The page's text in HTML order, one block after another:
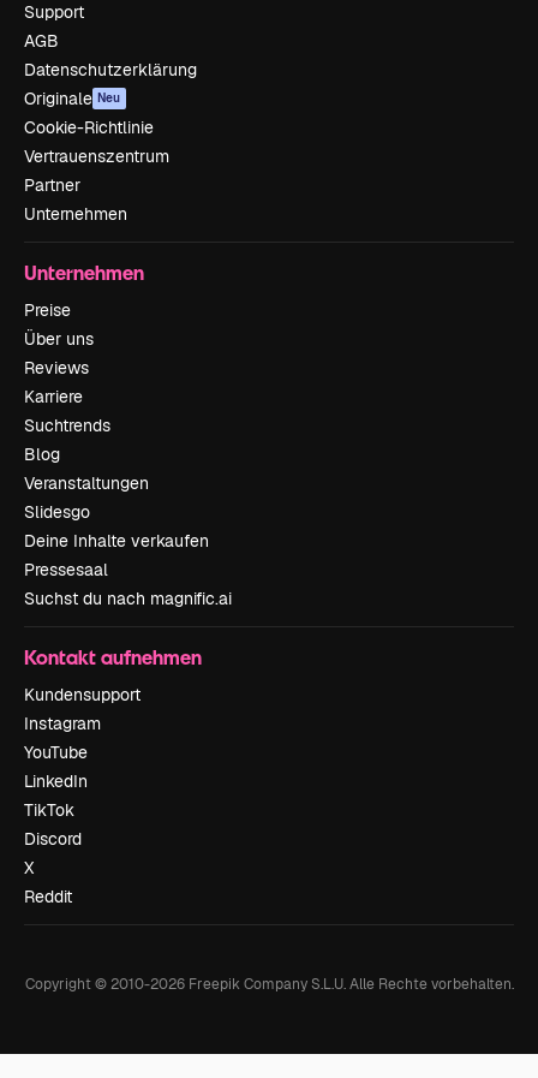
Support
AGB
Datenschutzerklärung
Originale Neu
Cookie-Richtlinie
Vertrauenszentrum
Partner
Unternehmen
Unternehmen
Preise
Über uns
Reviews
Karriere
Suchtrends
Blog
Veranstaltungen
Slidesgo
Deine Inhalte verkaufen
Pressesaal
Suchst du nach magnific.ai
Kontakt aufnehmen
Kundensupport
Instagram
YouTube
LinkedIn
TikTok
Discord
X
Reddit
Copyright © 2010-2026Freepik Company S.L.U. Alle Rechte vorbehalten.